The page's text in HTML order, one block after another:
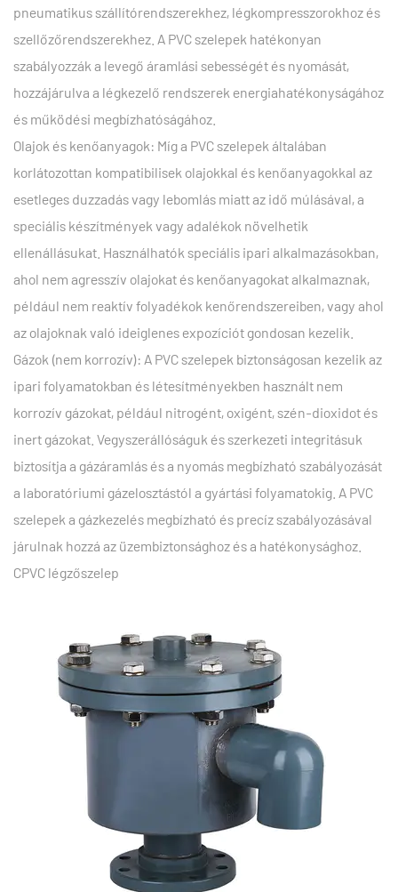
pneumatikus szállítórendszerekhez, légkompresszorokhoz és
szellőzőrendszerekhez. A PVC szelepek hatékonyan
szabályozzák a levegő áramlási sebességét és nyomását,
hozzájárulva a légkezelő rendszerek energiahatékonyságához
és működési megbízhatóságához.
Olajok és kenőanyagok: Míg a PVC szelepek általában
korlátozottan kompatibilisek olajokkal és kenőanyagokkal az
esetleges duzzadás vagy lebomlás miatt az idő múlásával, a
speciális készítmények vagy adalékok növelhetik
ellenállásukat. Használhatók speciális ipari alkalmazásokban,
ahol nem agresszív olajokat és kenőanyagokat alkalmaznak,
például nem reaktív folyadékok kenőrendszereiben, vagy ahol
az olajoknak való ideiglenes expozíciót gondosan kezelik.
Gázok (nem korrozív): A PVC szelepek biztonságosan kezelik az
ipari folyamatokban és létesítményekben használt nem
korrozív gázokat, például nitrogént, oxigént, szén-dioxidot és
inert gázokat. Vegyszerállóságuk és szerkezeti integritásuk
biztosítja a gázáramlás és a nyomás megbízható szabályozását
a laboratóriumi gázelosztástól a gyártási folyamatokig. A PVC
szelepek a gázkezelés megbízható és precíz szabályozásával
járulnak hozzá az üzembiztonsághoz és a hatékonysághoz.
CPVC légzőszelep